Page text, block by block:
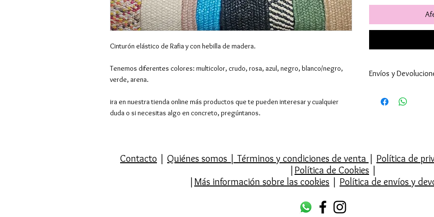
Cinturón elástico de Rafia y con hebilla de madera.
Tenemos diferentes colores: multicolor, crudo, rosa, azul, negro, blanco/negro,
verde, arena.
ira en nuestra tienda online más productos que te pueden interesar y cualquier
duda o si necesitas algo en concreto, pregúntanos.
Envíos y
24-48h (excepto
Europa y resto
en Barcelona en
Contacto | Quiénes somos | Términos y condiciones de venta | Política de
| Política de Cookies |
| Más información sobre las cookies | Política de envíos y